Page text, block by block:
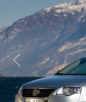
Предыдущая